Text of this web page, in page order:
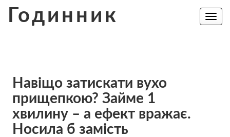
Годинник
Toggle
Навіщо затискати вухо
прищепкою? Займе 1
хвилину – а ефект вражає.
Носила б замість